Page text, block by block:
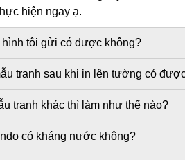
hiện ngay ạ.
hình tôi gửi có được không?
tranh sau khi in lên tường có
tranh khác thì làm như thế nào?
có kháng nước không?